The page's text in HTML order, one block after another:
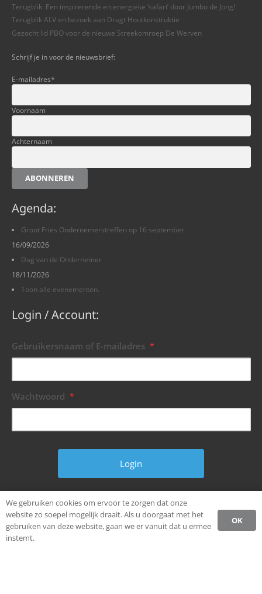
Terugblik: Een inspirerende en energieke ‘safari’ door Jumbo de Jong!
Terugblik ALV en bezoek aan Dragt Houtkonstruktie
Gezocht lid PBO voor de nieuwe Streekomroep De Werven
Schrijf je in voor de nieuwsbrief:
E-mailadres*
Voornaam
Achternaam
ABONNEREN
Agenda:
Groot Fries Ondernemerstreffen op 16 september
16/09/2026
Dag van de Ondernemer
18/11/2026
Toon alle evenementen.
Login / Account:
Gebruikersnaam of E-mailadres *
Wachtwoord *
Wachtwoord vergeten?
We gebruiken cookies om ervoor te zorgen dat onze
website zo soepel mogelijk draait. Als u doorgaat met het
gebruiken van deze website, gaan we er vanuit dat u ermee
instemt.
OK